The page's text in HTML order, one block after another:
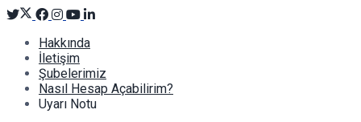
Hakkında
İletişim
Şubelerimiz
Nasıl Hesap Açabilirim?
Uyarı Notu